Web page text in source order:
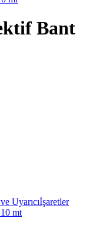
Bant
Uyarıcıİşaretler
mt